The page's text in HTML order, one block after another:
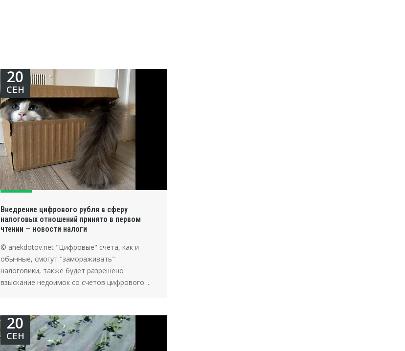
Внедрение цифрового рубля в сферу
налоговых отношений принято в первом
чтении — новости налоги
20
СЕН
© anekdotov.net "Цифровые" счета, как и
обычные, смогут "замораживать"
налоговики, также будет разрешено
взыскание недоимок со счетов цифрового ...
20
СЕН